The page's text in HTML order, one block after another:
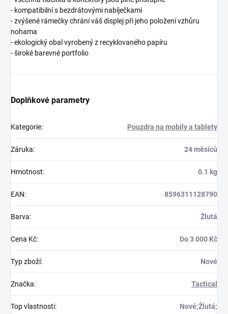
- kompatibilní s bezdrátovými nabíječkami
- zvýšené rámečky chrání váš displej při jeho položení vzhůru
nohama
- ekologický obal vyrobený z recyklovaného papíru
- široké barevné portfolio
Doplňkové parametry
Kategorie: Pouzdra na mobily a tablety
Záruka: 24 měsíců
Hmotnost: 0.1 kg
EAN: 8596311128790
Barva: Žlutá
Cena Kč: Do 3 000 Kč
Typ zboží: Nové
Značka: Tactical
Top vlastnosti: Nové;Žlutá;